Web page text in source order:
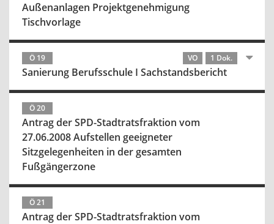
Außenanlagen Projektgenehmigung
Tischvorlage
Ö 19 VO 1 Dok.
Sanierung Berufsschule I Sachstandsbericht
Ö 20
Antrag der SPD-Stadtratsfraktion vom
27.06.2008 Aufstellen geeigneter
Sitzgelegenheiten in der gesamten
Fußgängerzone
Ö 21
Antrag der SPD-Stadtratsfraktion vom